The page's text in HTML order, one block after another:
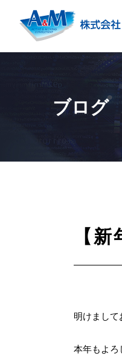
ブログ
【
明けまして
本年もよろ